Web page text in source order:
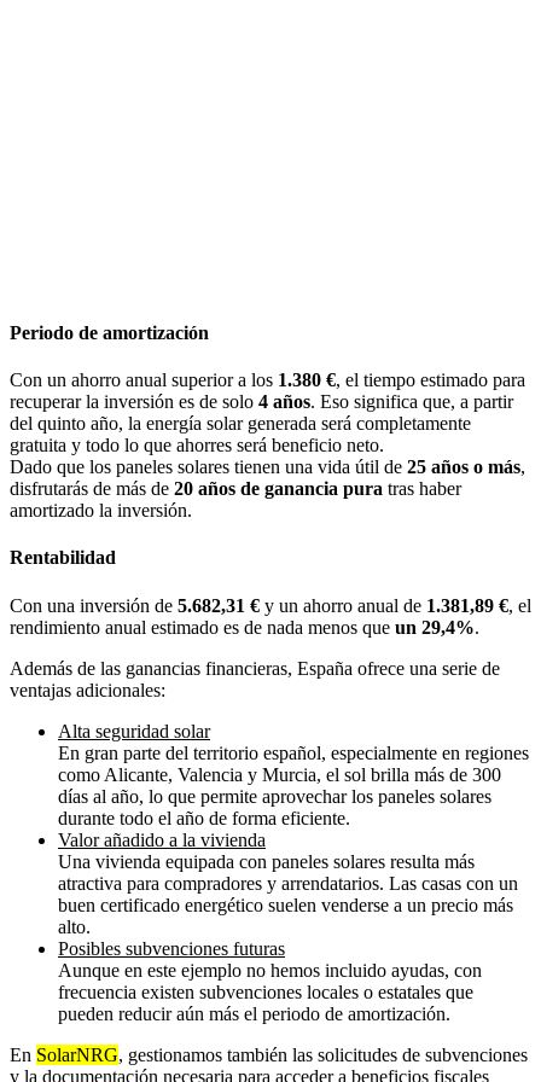
Periodo de amortización
Con un ahorro anual superior a los 1.380 €, el tiempo estimado para
recuperar la inversión es de solo 4 años. Eso significa que, a partir
del quinto año, la energía solar generada será completamente
gratuita y todo lo que ahorres será beneficio neto.
Dado que los paneles solares tienen una vida útil de 25 años o más,
disfrutarás de más de 20 años de ganancia pura tras haber
amortizado la inversión.
Rentabilidad
Con una inversión de 5.682,31 € y un ahorro anual de 1.381,89 €, el
rendimiento anual estimado es de nada menos que un 29,4%.
Además de las ganancias financieras, España ofrece una serie de
ventajas adicionales:
Alta seguridad solar
En gran parte del territorio español, especialmente en regiones
como Alicante, Valencia y Murcia, el sol brilla más de 300
días al año, lo que permite aprovechar los paneles solares
durante todo el año de forma eficiente.
Valor añadido a la vivienda
Una vivienda equipada con paneles solares resulta más
atractiva para compradores y arrendatarios. Las casas con un
buen certificado energético suelen venderse a un precio más
alto.
Posibles subvenciones futuras
Aunque en este ejemplo no hemos incluido ayudas, con
frecuencia existen subvenciones locales o estatales que
pueden reducir aún más el periodo de amortización.
En SolarNRG, gestionamos también las solicitudes de subvenciones
y la documentación necesaria para acceder a beneficios fiscales